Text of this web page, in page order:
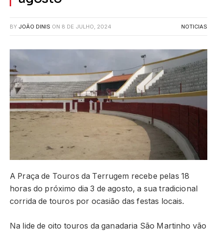
BY JOÃO DINIS ON 8 DE JULHO, 2024 NOTICIAS
A Praça de Touros da Terrugem recebe pelas 18
horas do próximo dia 3 de agosto, a sua tradicional
corrida de touros por ocasião das festas locais.
Na lide de oito touros da ganadaria São Martinho vão